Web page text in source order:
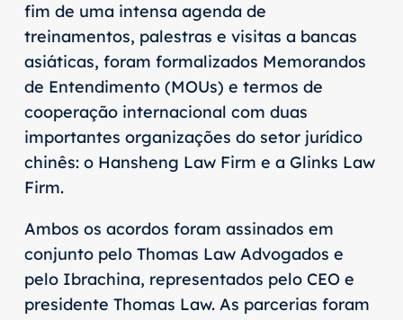
fim de uma intensa agenda de
treinamentos, palestras e visitas a bancas
asiáticas, foram formalizados Memorandos
de Entendimento (MOUs) e termos de
cooperação internacional com duas
importantes organizações do setor jurídico
chinês: o Hansheng Law Firm e a Glinks Law
Firm.
Ambos os acordos foram assinados em
conjunto pelo Thomas Law Advogados e
pelo Ibrachina, representados pelo CEO e
presidente Thomas Law. As parcerias foram